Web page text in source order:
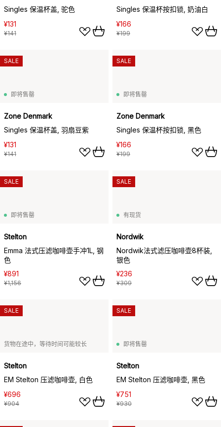
Singles 保温杯盖, 驼色
¥131
¥141
Singles 保温杯按扣锁, 奶油白
¥166
¥199
即将售罄
Zone Denmark
Singles 保温杯盖, 羽扇豆紫
¥131
¥141
SALE
即将售罄
Zone Denmark
Singles 保温杯按扣锁, 黑色
¥166
¥199
SALE
即将售罄
Stelton
Emma 法式压滤咖啡壶手冲1L, 钢
色
¥891
¥1,156
SALE
有现货
Nordwik
Nordwik法式滤压咖啡壶8杯装,
银色
¥236
¥309
SALE
货物在途中，等待时间可能较长
Stelton
EM Stelton 压滤咖啡壶, 白色
¥696
¥904
SALE
即将售罄
Stelton
EM Stelton 压滤咖啡壶, 黑色
¥751
¥930
SALE